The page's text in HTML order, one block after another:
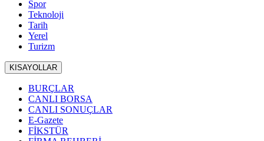
Spor
Teknoloji
Tarih
Yerel
Turizm
KISAYOLLAR
BURÇLAR
CANLI BORSA
CANLI SONUÇLAR
E-Gazete
FİKSTÜR